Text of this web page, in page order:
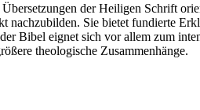
Übersetzungen der Heiligen Schrift
nachzubilden. Sie bietet fundierte
Bibel eignet sich vor allem zum
theologische Zusammenhänge.